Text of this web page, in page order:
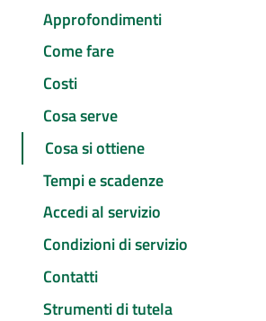
Approfondimenti
Come fare
Costi
Cosa serve
Cosa si ottiene
Tempi e scadenze
Accedi al servizio
Condizioni di servizio
Contatti
Strumenti di tutela